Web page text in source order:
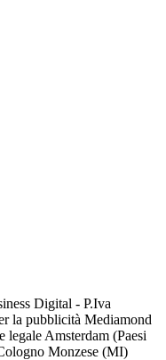
Digital - P.Iva
la pubblicità Mediamond
Amsterdam (Paesi
Monzese (MI)